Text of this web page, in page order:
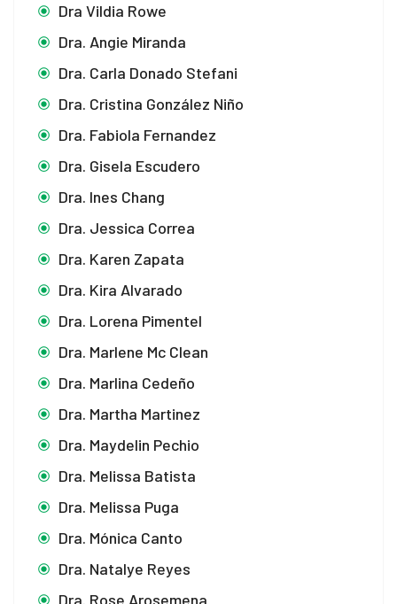
Dra Vildia Rowe
Dra. Angie Miranda
Dra. Carla Donado Stefani
Dra. Cristina González Niño
Dra. Fabiola Fernandez
Dra. Gisela Escudero
Dra. Ines Chang
Dra. Jessica Correa
Dra. Karen Zapata
Dra. Kira Alvarado
Dra. Lorena Pimentel
Dra. Marlene Mc Clean
Dra. Marlina Cedeño
Dra. Martha Martinez
Dra. Maydelin Pechio
Dra. Melissa Batista
Dra. Melissa Puga
Dra. Mónica Canto
Dra. Natalye Reyes
Dra. Rose Arosemena